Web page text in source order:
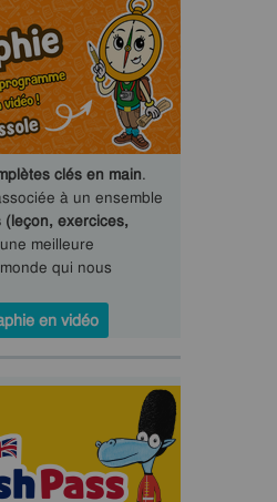
clés en main.
à un ensemble
exercices,
meilleure
qui nous
en vidéo